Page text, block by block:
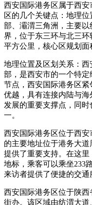
西安国际港务区属于西
区的几个关键点：地理
部、灞渭三角洲，主要
界，位于东三环与北三
平方公里，核心区规划面
地理位置及区划关系：
部，是西安市的一个特
节点，西安国际港务区
优越，具有连接内陆与
发展的重要支撑点，同
一。
西安国际港务区位于西
的主要地址位于港务大
提供了重要支持。在这
地标，乘客可以乘坐233
来访者提供了便捷的交通
西安国际港务区位于陕
街办。该区域由纺渭大